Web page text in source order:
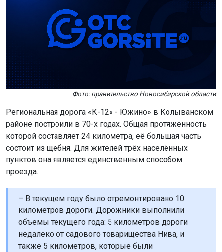
Фото: правительство Новосибирской области
Региональная дорога «К-12» - Южино» в Колыванском
районе построили в 70-х годах. Общая протяжённость
которой составляет 24 километра, её большая часть
состоит из щебня. Для жителей трёх населённых
пунктов она является единственным способом
проезда.
– В текущем году было отремонтировано 10
километров дороги. Дорожники выполнили
объемы текущего года: 5 километров дороги
недалеко от садового товарищества Нива, и
также 5 километров, которые были